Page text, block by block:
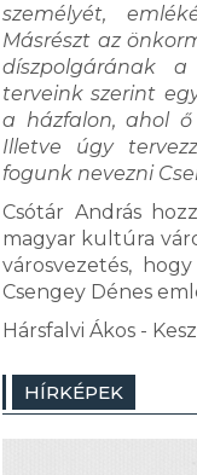
személyét,
Másrészt az
díszpolgárának a
terveink szerint
a házfalon, ahol
Illetve úgy
fogunk nevezni
Csótár András
magyar kultúra
városvezetés,
Csengey Dénes
Hársfalvi Ákos -
HÍRKÉPEK